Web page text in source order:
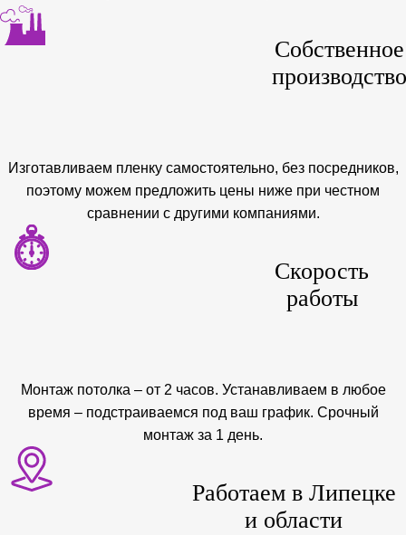
Собственное
производство
Изготавливаем пленку самостоятельно, без посредников,
поэтому можем предложить цены ниже при честном
сравнении с другими компаниями.
Скорость
работы
Монтаж потолка – от 2 часов. Устанавливаем в любое
время – подстраиваемся под ваш график. Срочный
монтаж за 1 день.
Работаем в Липецке
и области